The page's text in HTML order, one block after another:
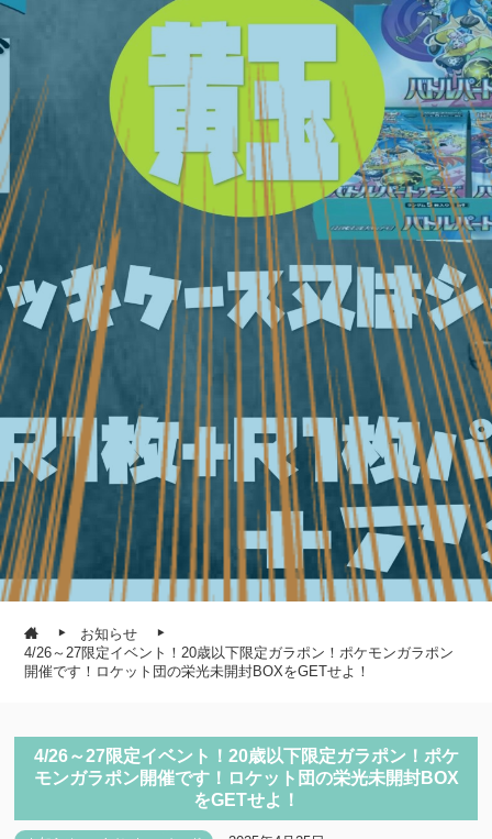
お知らせ
4/26～27限定イベント！20歳以下限定ガラポン！ポケモンガラポン
開催です！ロケット団の栄光未開封BOXをGETせよ！
4/26～27限定イベント！20歳以下限定ガラポン！ポケ
モンガラポン開催です！ロケット団の栄光未開封BOX
をGETせよ！